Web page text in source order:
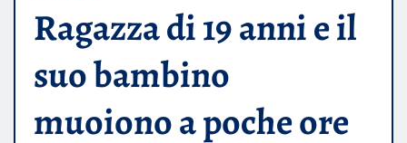
Ragazza di 19 anni e il
suo bambino
muoiono a poche ore